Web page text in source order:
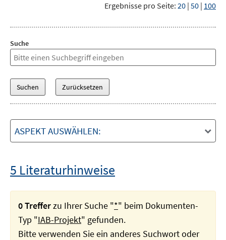
Ergebnisse pro Seite: 20 | 50 | 100
Suche
ASPEKT AUSWÄHLEN:
5 Literaturhinweise
0 Trefferzu Ihrer Suche "*" beim Dokumenten-
Typ "IAB-Projekt" gefunden.
Bitte verwenden Sie ein anderes Suchwort oder